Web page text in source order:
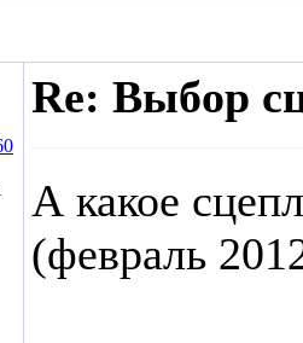
Re: Выбор
А какое
(февраль